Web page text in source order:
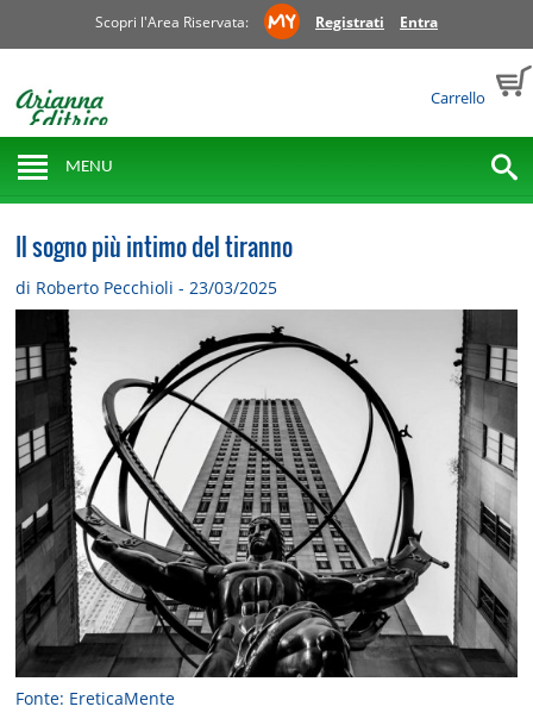
Scopri l'Area Riservata: Registrati Entra
Carrello
MENU
Il sogno più intimo del tiranno
di Roberto Pecchioli - 23/03/2025
Fonte: EreticaMente